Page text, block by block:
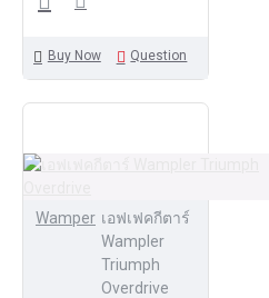
Buy Now Question
Wamper เอฟเฟคกีตาร์
Wampler
Triumph
Overdrive